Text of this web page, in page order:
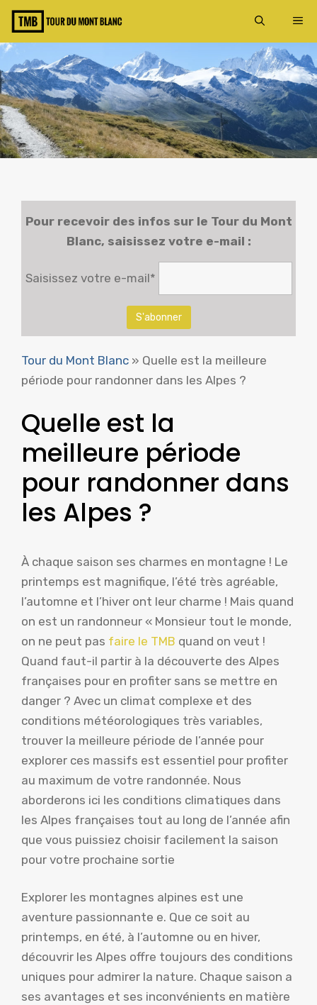
Aller
au
contenu
Pour recevoir des infos sur le Tour du Mont
Blanc, saisissez votre e-mail :
Saisissez votre e-mail*
Tour du Mont Blanc » Quelle est la meilleure
période pour randonner dans les Alpes ?
Quelle est la
meilleure période
pour randonner dans
les Alpes ?
À chaque saison ses charmes en montagne ! Le
printemps est magnifique, l’été très agréable,
l’automne et l’hiver ont leur charme ! Mais quand
on est un randonneur « Monsieur tout le monde,
on ne peut pas faire le TMB quand on veut !
Quand faut-il partir à la découverte des Alpes
françaises pour en profiter sans se mettre en
danger ? Avec un climat complexe et des
conditions météorologiques très variables,
trouver la meilleure période de l’année pour
explorer ces massifs est essentiel pour profiter
au maximum de votre randonnée. Nous
aborderons ici les conditions climatiques dans
les Alpes françaises tout au long de l’année afin
que vous puissiez choisir facilement la saison
pour votre prochaine sortie
Explorer les montagnes alpines est une
aventure passionnante e. Que ce soit au
printemps, en été, à l’automne ou en hiver,
découvrir les Alpes offre toujours des conditions
uniques pour admirer la nature. Chaque saison a
ses avantages et ses inconvénients en matière